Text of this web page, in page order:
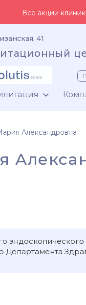
Все акции
41
Александровна
Департамента